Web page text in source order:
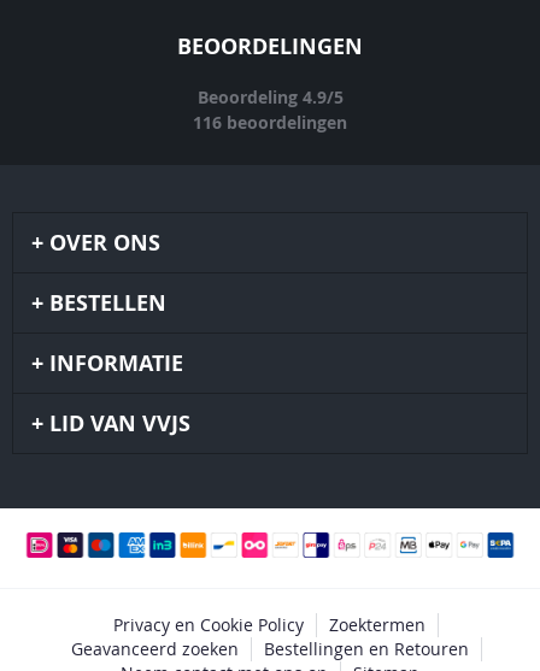
BEOORDELINGEN
Beoordeling 4.9/5
116 beoordelingen
OVER ONS
BESTELLEN
INFORMATIE
LID VAN VVJS
Privacy en Cookie Policy
Zoektermen
Geavanceerd zoeken
Bestellingen en Retouren